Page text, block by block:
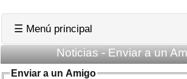
☰ Menú principal
Noticias - Enviar a un
Enviar a un Amigo